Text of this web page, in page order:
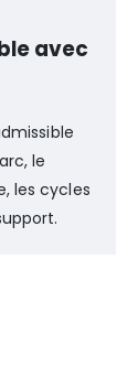
avec
le
les cycles